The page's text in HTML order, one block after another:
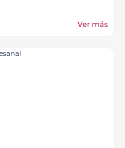
Ver más